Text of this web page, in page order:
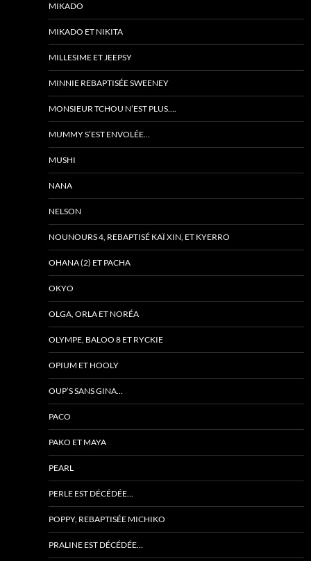
MIKADO
MIKADO ET NIKITA
MILLESIME ET JEEPSY
MINNIE REBAPTISÉE SWEENEY
MONSIEUR TCHOU N’EST PLUS….
MUMMY S’EST ENVOLÉE…
MUSHI
NANA
NELSON
NOUNOURS 4, REBAPTISÉ KAÏ XIN, ET KYERRO
OHANA (2) ET PACHA
OKYO
OLGA, ORLA ET NORÉA
OLYMPE, BALOO 8 ET RYCKIE
OPIUM ET HOOLY
OUP’S SANS GINA…
PACO
PAKO ET MAYA
PEARL
PERLE EST DÉCÉDÉE…
POPPY, REBAPTISÉE MICHIKO
PRALINE EST DÉCÉDÉE…